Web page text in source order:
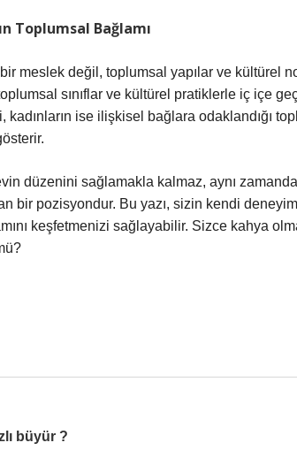
Toplumsal Bağlamı
meslek değil, toplumsal yapılar ve kültürel
sınıflar ve kültürel pratiklerle iç içe
ise ilişkisel bağlara odaklandığı
düzenini sağlamakla kalmaz, aynı
bir pozisyondur. Bu yazı, sizin kendi
keşfetmenizi sağlayabilir. Sizce kahya
büyür ?